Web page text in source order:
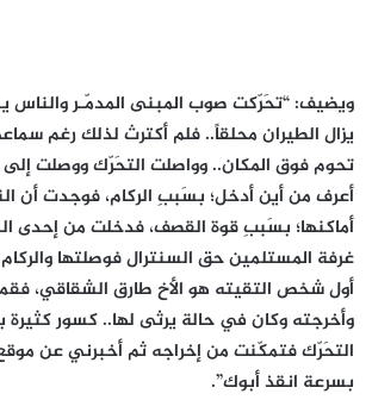
ويضيف: “تحَرّكت صوب المبنى المدمّـر والناس
يزال الطيران محلقاً.. فلم أكترث لذلك رغم
تحوم فوق المكان.. وواصلت التحَرّك ووصلت إلى
أعرف من أين أدخل؛ بسَببِ الركام، فوجدت أن
أماكنها؛ بسَببِ قوة القصف، فدخلت من إحدى
غرفة المستلمين حق السنترال فوصلتها
أول شخص التقيته هو الأخ طارق الشقاقي،
وأخرجته وكان في حالة يرثى لها.. كسور
التحَرّك فتمكّنت من إخراجه ثم أخبرني عن
بسرعة انقذ أبوك”.